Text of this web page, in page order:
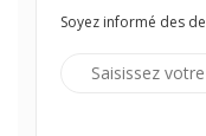
Soyez informé des